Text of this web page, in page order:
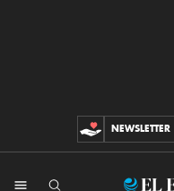
CONTRIBUCIONES
NEWSLETTER